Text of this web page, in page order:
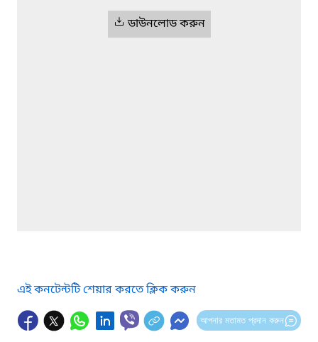
ডাউনলোড করুন
এই কনটেন্টটি শেয়ার করতে ক্লিক করুন
আপনার মতামত প্রদান করুন